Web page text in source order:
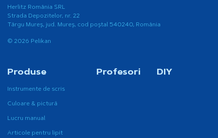
Herlitz România SRL
Strada Depozitelor, nr. 22
Târgu Mureș, jud. Mureș, cod poștal 540240, România
© 2026 Pelikan
Produse
Instrumente de scris
Culoare & pictură
Lucru manual
Articole pentru lipit
Profesori DIY